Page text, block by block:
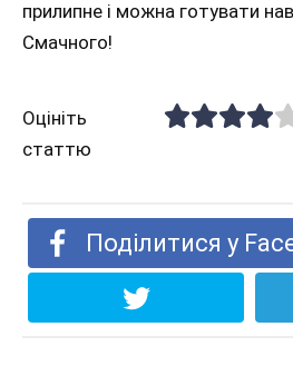
прилипне і можна готувати
Смачного!
Оцініть
статтю
Поділитися у